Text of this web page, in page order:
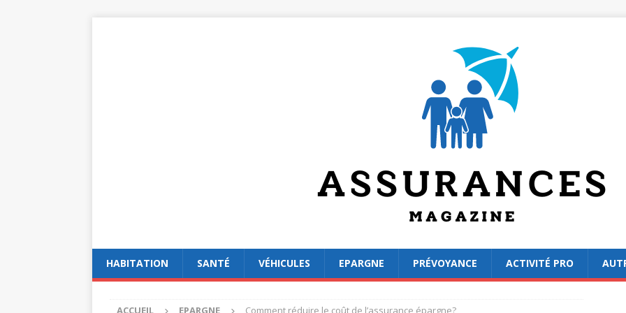
HABITATION SANTÉ VÉHICULES EPARGNE PRÉVOYANCE ACTIVITÉ PRO
ACCUEIL EPARGNE Comment réduire le coût de l’assurance épargne?